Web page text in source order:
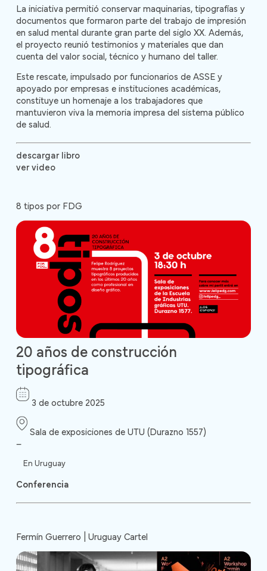
La iniciativa permitió conservar maquinarias, tipografías y
documentos que formaron parte del trabajo de impresión
en salud mental durante gran parte del siglo XX. Además,
el proyecto reunió testimonios y materiales que dan
cuenta del valor social, técnico y humano del taller.
Este rescate, impulsado por funcionarios de ASSE y
apoyado por empresas e instituciones académicas,
constituye un homenaje a los trabajadores que
mantuvieron viva la memoria impresa del sistema público
de salud.
descargar libro
ver video
8 tipos por FDG
20 años de construcción
tipográfica
3 de octubre 2025
Sala de exposiciones de UTU (Durazno 1557)
–
En Uruguay
Conferencia
Fermín Guerrero | Uruguay Cartel